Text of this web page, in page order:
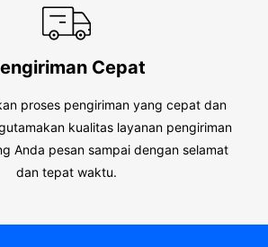
Cepat
proses pengiriman yang cepat dan
kualitas layanan pengiriman
Anda pesan sampai dengan selamat
dan tepat waktu.